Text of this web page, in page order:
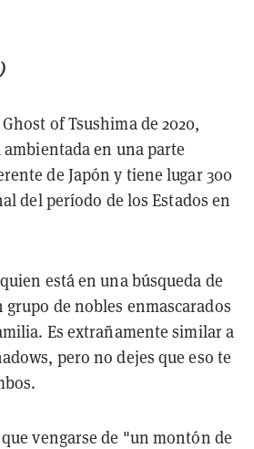
of Tsushima de 2020,
en una parte
de Japón y tiene lugar 300
del período de los Estados en
está en una búsqueda de
de nobles enmascarados
Es extrañamente similar a
pero no dejes que eso te
vengarse de "un montón de